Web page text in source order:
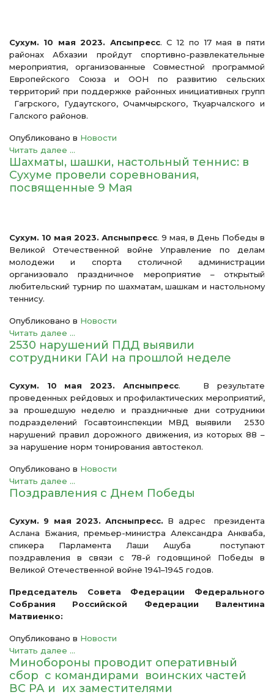
Сухум. 10 мая 2023. Апсыпресс. С 12 по 17 мая в пяти
районах Абхазии пройдут спортивно-развлекательные
мероприятия, организованные Совместной программой
Европейского Союза и ООН по развитию сельских
территорий при поддержке районных инициативных групп
Гагрского, Гудаутского, Очамчырского, Ткуарчалского и
Галского районов.
Опубликовано в Новости
Читать далее ...
Шахматы, шашки, настольный теннис: в
Сухуме провели соревнования,
посвященные 9 Мая
Сухум. 10 мая 2023. Апсныпресс. 9 мая, в День Победы в
Великой Отечественной войне Управление по делам
молодежи и спорта столичной администрации
организовало праздничное мероприятие – открытый
любительский турнир по шахматам, шашкам и настольному
теннису.
Опубликовано в Новости
Читать далее ...
2530 нарушений ПДД выявили
сотрудники ГАИ на прошлой неделе
Сухум. 10 мая 2023. Апсныпресс. В результате
проведенных рейдовых и профилактических мероприятий,
за прошедшую неделю и праздничные дни сотрудники
подразделений Госавтоинспекции МВД выявили 2530
нарушений правил дорожного движения, из которых 88 –
за нарушение норм тонирования автостекол.
Опубликовано в Новости
Читать далее ...
Поздравления с Днем Победы
Сухум. 9 мая 2023. Апсныпресс. В адрес президента
Аслана Бжания, премьер-министра Александра Анкваба,
спикера Парламента Лаши Ашуба поступают
поздравления в связи с 78-й годовщиной Победы в
Великой Отечественной войне 1941–1945 годов.
Председатель Совета Федерации Федерального
Собрания Российской Федерации Валентина
Матвиенко:
Опубликовано в Новости
Читать далее ...
Минобороны проводит оперативный
сбор с командирами воинских частей
ВС РА и их заместителями